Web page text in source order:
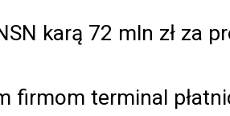
karą 72 mln zł za
firmom terminal